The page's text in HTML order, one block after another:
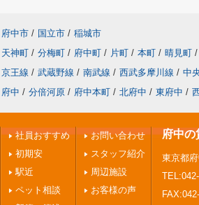
府中市 / 国立市 / 稲城市
天神町 / 分梅町 / 府中町 / 片町 / 本町 / 晴見町 /
京王線 / 武蔵野線 / 南武線 / 西武多摩川線 / 中
府中 / 分倍河原 / 府中本町 / 北府中 / 東府中 /
社員おすすめ
初期安
駅近
ペット相談
お問い合わせ
スタッフ紹介
周辺施設
お客様の声
府中の
東京都